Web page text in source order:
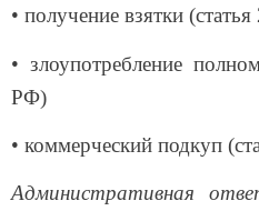
• получение взятки
• злоупотребление
РФ)
• коммерческий подкуп
Административная